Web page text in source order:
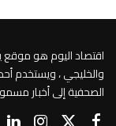
اقتصاد اليوم هو موقع
والخليجي ، ويستخدم
الصحفية إلى أخبار